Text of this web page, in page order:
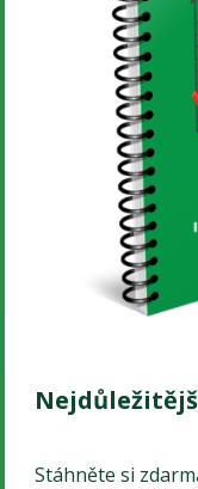
Stáhněte si